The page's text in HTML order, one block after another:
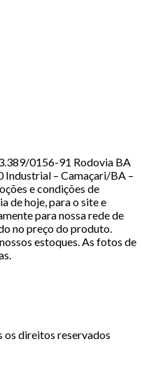
0156-91 Rodovia BA
Industrial – Camaçari/BA –
e condições de
de hoje, para o site e
para nossa rede de
no preço do produto.
estoques. As fotos de
os direitos reservados